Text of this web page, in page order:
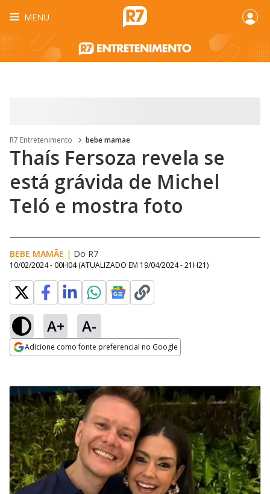
MENU
R7 Entretenimento bebe mamae
Thaís Fersoza revela se
está grávida de Michel
Teló e mostra foto
BEBE MAMÃE | Do R7
10/02/2024 - 00H04 (ATUALIZADO EM 19/04/2024 - 21H21)
A+ A-
Adicione como fonte preferencial no Google